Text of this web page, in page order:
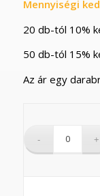
Mennyiségi
20 db-tól 10%
50 db-tól 15%
Az ár egy